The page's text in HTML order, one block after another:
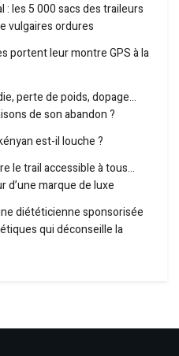
les 5 000 sacs des traileurs
vulgaires ordures
portent leur montre GPS à la
perte de poids, dopage…
de son abandon ?
est-il louche ?
le trail accessible à tous…
d’une marque de luxe
diététicienne sponsorisée
qui déconseille la